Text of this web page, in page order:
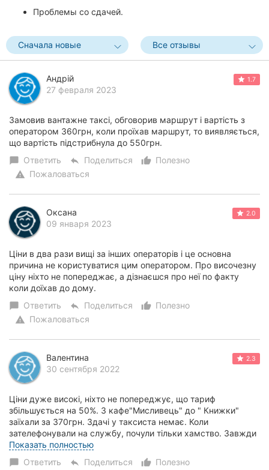
Проблемы со сдачей.
Сначала новые Все отзывы
Андрій
27 февраля 2023
1.7
Замовив вантажне таксі, обговорив маршрут і вартість з
оператором 360грн, коли проїхав маршрут, то виявляється,
що вартість підстрибнула до 550грн.
chat_bubble Ответить reply Поделиться thumb_up_alt
Полезно
warning Пожаловаться
Оксана
09 января 2023
2.0
Ціни в два рази вищі за інших операторів і це основна
причина не користуватися цим оператором. Про височезну
ціну ніхто не попереджає, а дізнаєшся про неї по факту
коли доїхав до дому.
chat_bubble Ответить reply Поделиться thumb_up_alt
Полезно
warning Пожаловаться
Валентина
30 сентября 2022
2.3
Ціни дуже високі, ніхто не попереджує, що тариф
збільшується на 50%. З кафе"Мисливець" до " Книжки"
заїхали за 370грн. Здачі у таксиста немає. Коли
зателефонували на службу, почули тільки хамство. Завжди
користувались Бліц, дуже розчаровані. Ціни так...
Показать полностью
chat_bubble Ответить reply Поделиться thumb_up_alt
Полезно